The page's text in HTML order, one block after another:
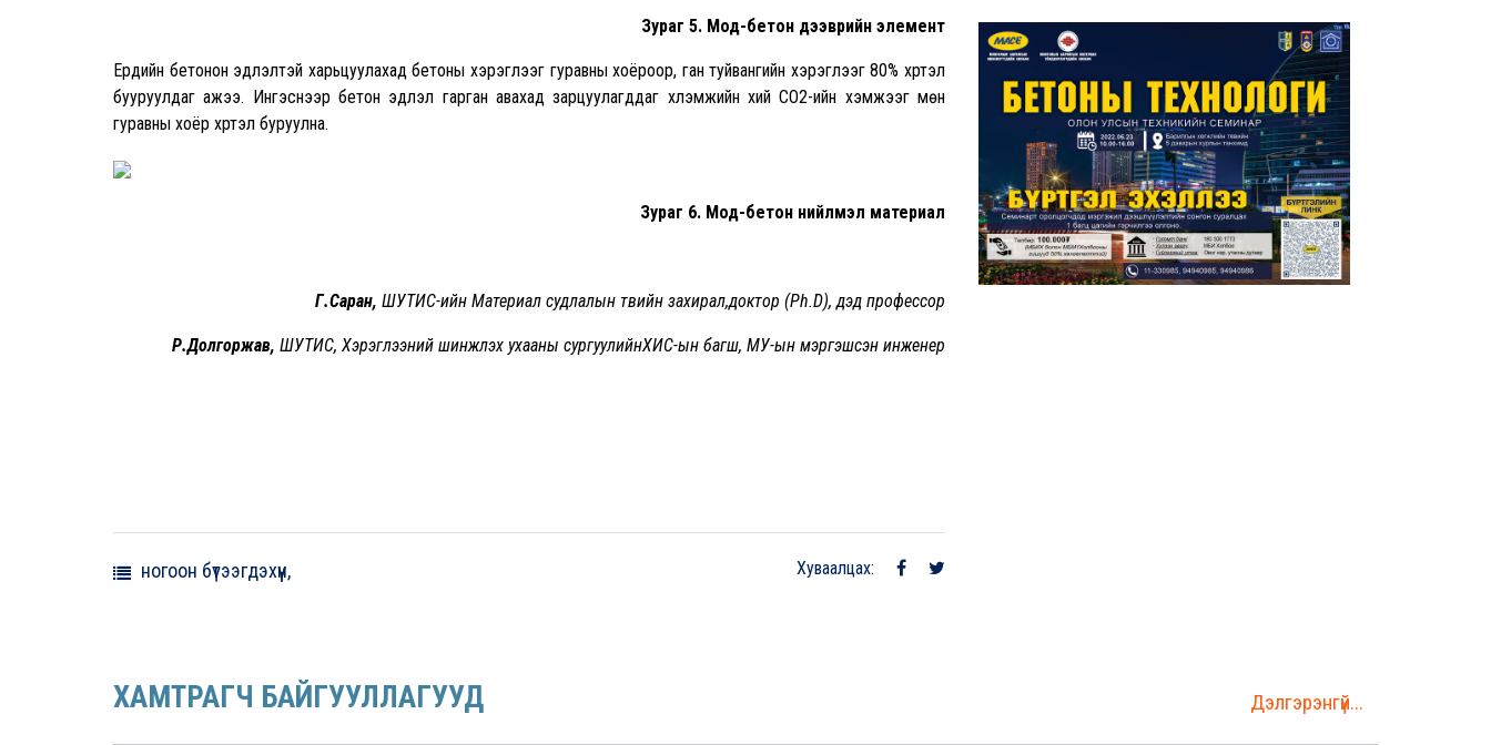
Зураг 5. Мод-бетон дээврийн элемент
Ердийн бетонон эдлэлтэй харьцуулахад бетоны хэрэглээг гуравны хоёроор, ган туйвангийн хэрэглээг 80% хүртэл
бууруулдаг ажээ. Ингэснээр бетон эдлэл гарган авахад зарцуулагддаг хүлэмжийн хий CO2-ийн хэмжээг мөн
гуравны хоёр хүртэл буруулна.
Зураг 6. Мод-бетон нийлмэл материал
Г.Саран, ШУТИС-ийн Материал судлалын төвийн захирал,доктор (Ph.D), дэд профессор
Р.Долгоржав, ШУТИС, Хэрэглээний шинжлэх ухааны сургуулийнХИС-ын багш, МУ-ын мэргэшсэн инженер
ногоон бүтээгдэхүүн, Хуваалцах:
ХАМТРАГЧ БАЙГУУЛЛАГУУД Дэлгэрэнгүй...